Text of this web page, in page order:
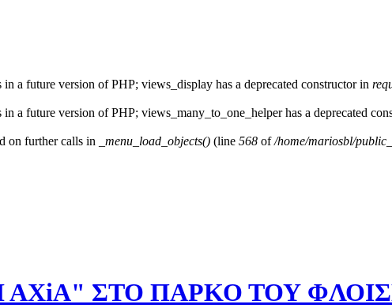
a future version of PHP; views_display has a deprecated constructor in
a future version of PHP; views_many_to_one_helper has a deprecated
on further calls in _menu_load_objects() (line 568 of/home/mariosbl/
ΣΤΟ ΠΑΡΚΟ ΤΟΥ